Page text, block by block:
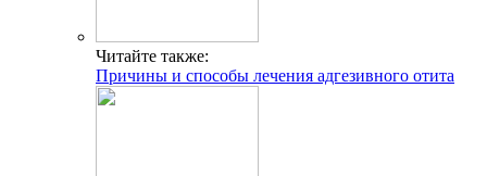
Читайте также:
Причины и способы лечения адгезивного отита